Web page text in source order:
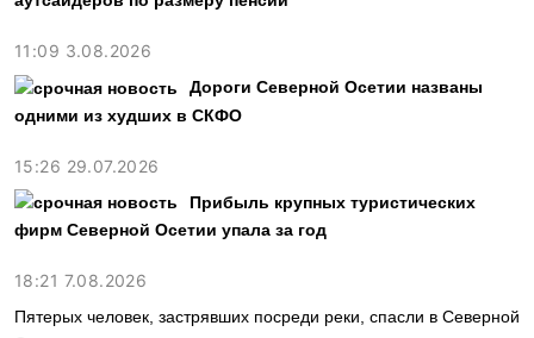
11:09 3.08.2026
Дороги Северной Осетии названы
одними из худших в СКФО
15:26 29.07.2026
Прибыль крупных туристических
фирм Северной Осетии упала за год
18:21 7.08.2026
Пятерых человек, застрявших посреди реки, спасли в Северной